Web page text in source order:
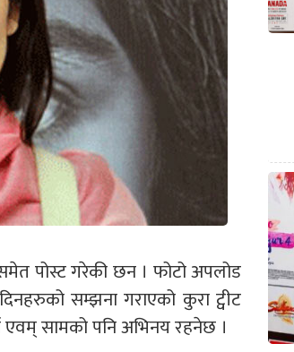
पोस्ट गरेकी छन । फोटो अपलोड
सम्झना गराएको कुरा ट्वीट
सामको पनि अभिनय रहनेछ ।